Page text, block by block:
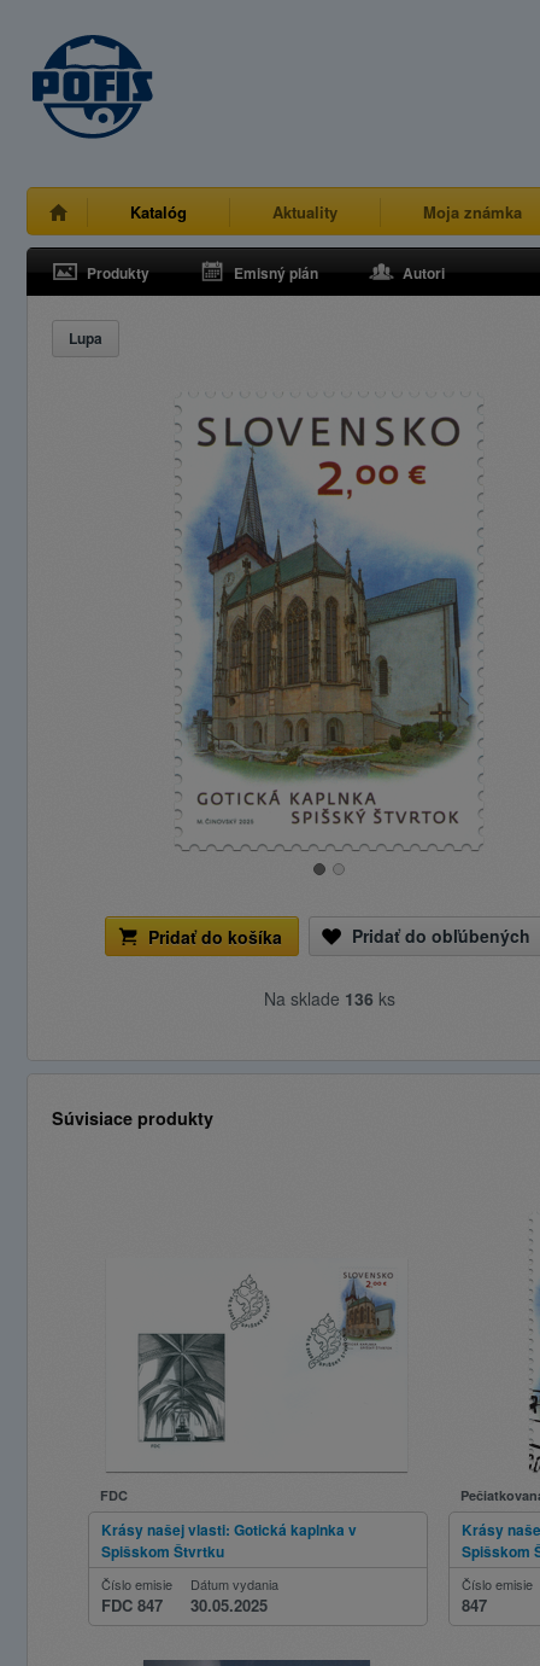
Katalóg Aktuality Moja známka
Produkty Emisný plán Autori
Lupa
Pridať do košíka Pridať do obľúbených
Na sklade 136 ks
Súvisiace produkty
FDC
Krásy našej vlasti: Gotická kaplnka v
Spišskom Štvrtku
Číslo emisie
FDC 847
Dátum vydania
30.05.2025
Krásy
Spišskom
Číslo emisie
847